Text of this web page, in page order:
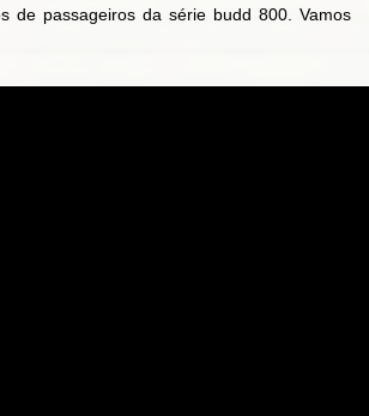
de passageiros da série budd 800. Vamos